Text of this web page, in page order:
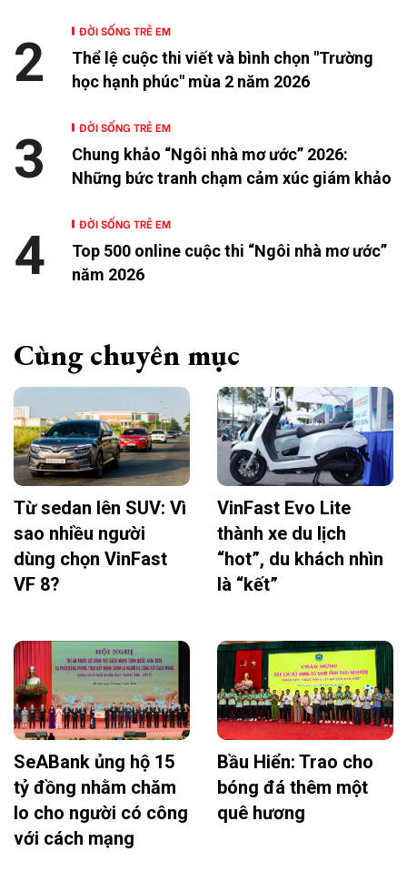
ĐỜI SỐNG TRẺ EM
Thể lệ cuộc thi viết và bình chọn "Trường
học hạnh phúc" mùa 2 năm 2026
2
ĐỜI SỐNG TRẺ EM
Chung khảo “Ngôi nhà mơ ước” 2026:
Những bức tranh chạm cảm xúc giám khảo
3
ĐỜI SỐNG TRẺ EM
Top 500 online cuộc thi “Ngôi nhà mơ ước”
năm 2026
4
Cùng chuyên mục
Từ sedan lên SUV: Vì
sao nhiều người
dùng chọn VinFast
VF 8?
VinFast Evo Lite
thành xe du lịch
“hot”, du khách nhìn
là “kết”
SeABank ủng hộ 15
tỷ đồng nhằm chăm
lo cho người có công
với cách mạng
Bầu Hiển: Trao cho
bóng đá thêm một
quê hương